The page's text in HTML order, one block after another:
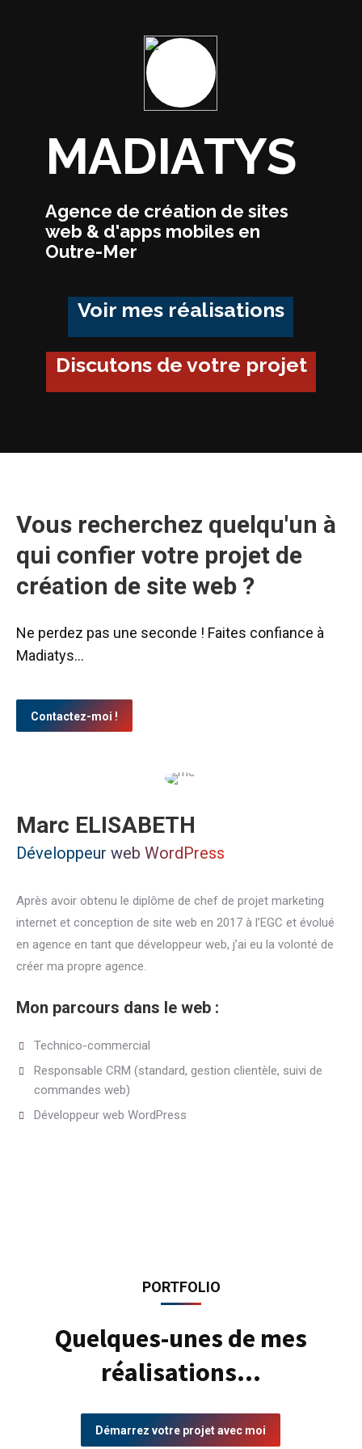
MADIATYS
Vous recherchez quelqu'un à
qui confier votre projet de
création de site web ?
Ne perdez pas une seconde ! Faites confiance à
Madiatys…
Contactez-moi !
Marc ELISABETH
Développeur web WordPress
Après avoir obtenu le diplôme de chef de projet marketing
internet et conception de site web en 2017 à l’EGC et évolué
en agence en tant que développeur web, j’ai eu la volonté de
créer ma propre agence.
Mon parcours dans le web :
Technico-commercial
Responsable CRM (standard, gestion clientèle, suivi de
commandes web)
Développeur web WordPress
PORTFOLIO
Quelques-unes de mes
réalisations…
Démarrez votre projet avec moi